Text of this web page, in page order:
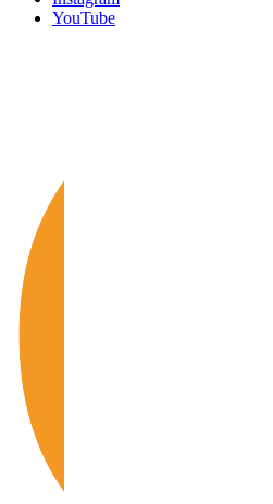
YouTube